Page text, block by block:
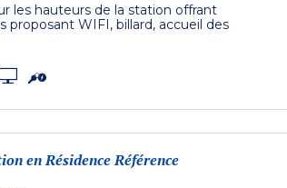
les hauteurs de la station offrant
proposant WIFI, billard, accueil des
en Résidence Référence